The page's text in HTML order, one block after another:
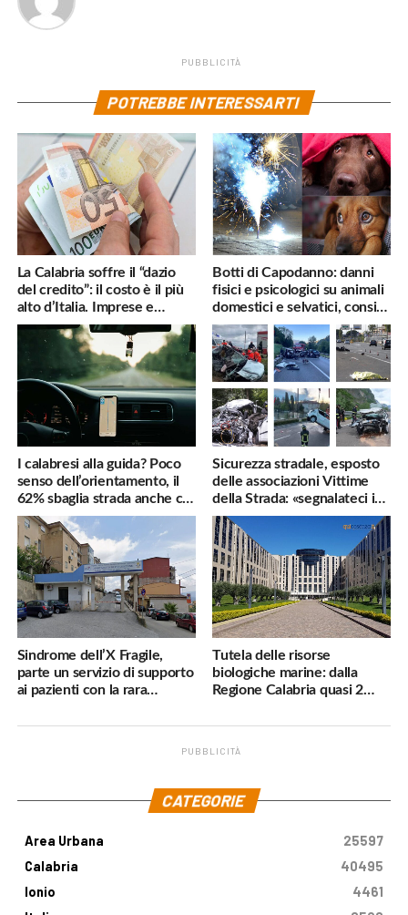
PUBBLICITÀ
POTREBBE INTERESSARTI
La Calabria soffre il “dazio
del credito”: il costo è il più
alto d’Italia. Imprese e
famiglie penalizzate
Botti di Capodanno: danni
fisici e psicologici su animali
domestici e selvatici, consigli
utili
I calabresi alla guida? Poco
senso dell’orientamento, il
62% sbaglia strada anche col
navigatore
Sicurezza stradale, esposto
delle associazioni Vittime
della Strada: «segnalateci i
pericoli, interverremo
subito»
Sindrome dell’X Fragile,
parte un servizio di supporto
ai pazienti con la rara
Tutela delle risorse
biologiche marine: dalla
Regione Calabria quasi 2
PUBBLICITÀ
CATEGORIE
Area Urbana
25597
Calabria
40495
Ionio
4461